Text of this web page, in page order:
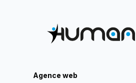
Agence web